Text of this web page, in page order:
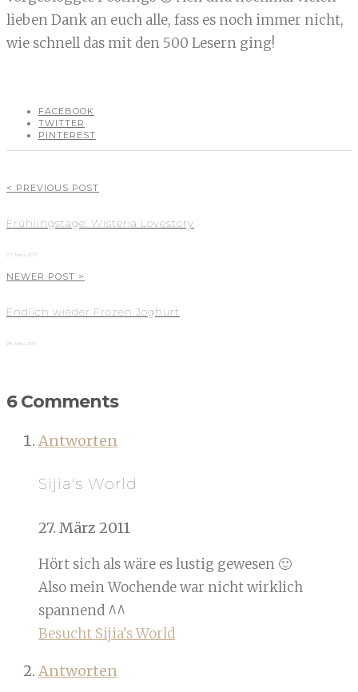
lieben Dank an euch alle, fass es noch immer nicht,
wie schnell das mit den 500 Lesern ging!
FACEBOOK
TWITTER
PINTEREST
< PREVIOUS POST
Frühlingstage: Wisteria Lovestory
27. März 2011
NEWER POST >
Endlich wieder Frozen Joghurt
28. März 2011
6 Comments
Antworten
Sijia's World
27. März 2011
Hört sich als wäre es lustig gewesen 🙂
Also mein Wochende war nicht wirklich
spannend ^^
Besucht Sijia’s World
Antworten